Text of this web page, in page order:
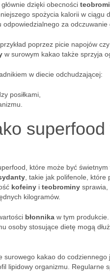
dzięki obecności
spożycia kalorii w
odpowiedzialnego za odczuwanie
poprzez picie napojów
w surowym kakao także sprzyja
w diecie odchudzającej:
posiłkami,
które może być
, takie jak polifenole,
kofeiny i teobrominy sprawia,
kilogramów.
błonnika w tym
osoby stosujące dietę mogą
surowego kakao do
lipidowy organizmu. Regularne